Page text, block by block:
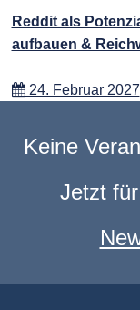
Reddit als
aufbauen &
24. Februar 2027
Keine
Jetzt